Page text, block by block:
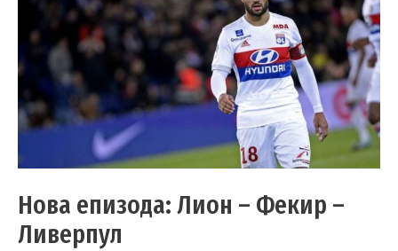
Нова епизода: Лион – Фекир –
Ливерпул